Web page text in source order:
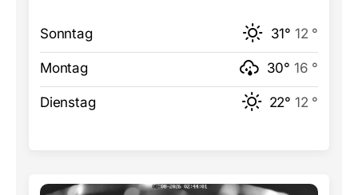
Sonntag 31° 12 °
Montag 30° 16 °
Dienstag 22° 12 °